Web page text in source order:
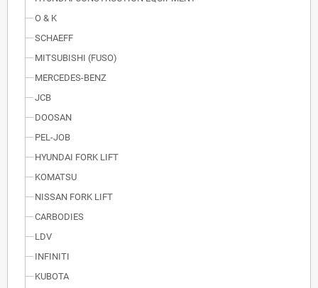
O & K
SCHAEFF
MITSUBISHI (FUSO)
MERCEDES-BENZ
JCB
DOOSAN
PEL-JOB
HYUNDAI FORK LIFT
KOMATSU
NISSAN FORK LIFT
CARBODIES
LDV
INFINITI
KUBOTA